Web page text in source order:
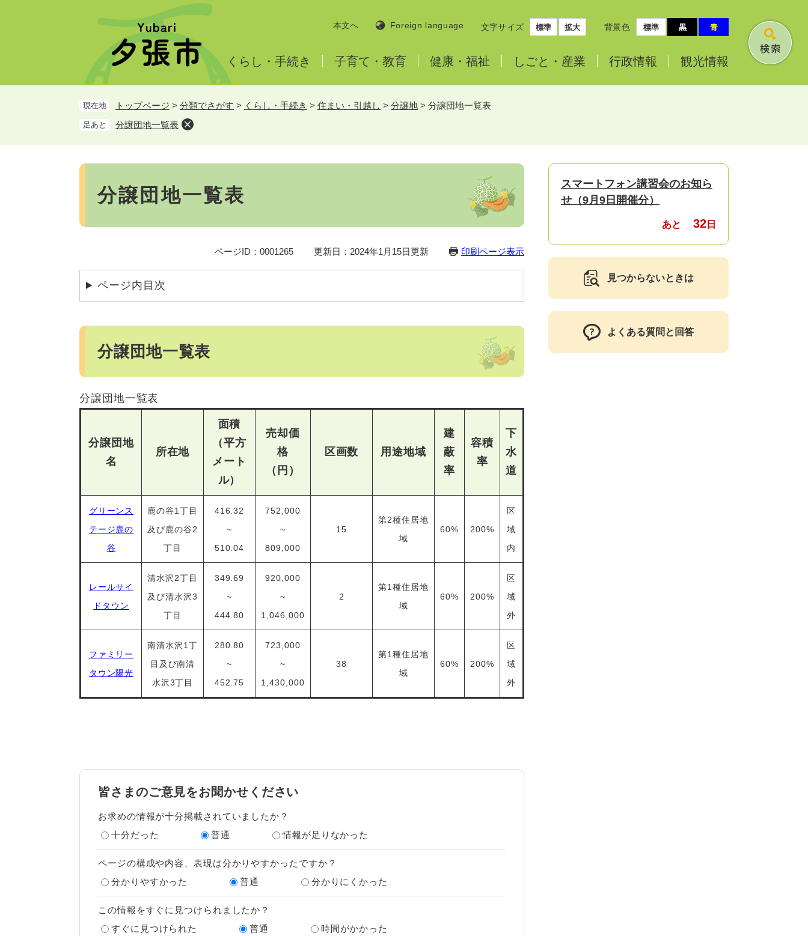
本文へ Foreign language 文字サイズ 標準 拡大 背景色 標準 黒 青
くらし・ 手続き 子育て・ 教育 健康・ 福祉 しごと・ 産業 行政情報 観光情報
検
現在地 トップページ > 分類でさがす > くらし・手続き > 住まい・引越し > 分譲地 > 分譲団地一覧表
足あと 分譲団地一覧表
本
分譲団地一覧表
ページID：0001265 更新日：2024年1月15日更新 印刷ページ表示
ページ内目次
分譲団地一覧表
分譲団地一覧表
分譲団地
名
所在地
面積
（平方
メート
ル）
売却価
格
（円）
区画数 用途地域
建
蔽
率
容積
率
下
水
道
グリーンス
テージ鹿の
谷
鹿の谷1丁目
及び鹿の谷2
丁目
416.32
~
510.04
752,000
~
809,000
15
第2種住居地
域
60% 200%
区
域
内
レールサイ
ドタウン
清水沢2丁目
及び清水沢3
丁目
349.69
~
444.80
920,000
~
1,046,000
2
第1種住居地
域
60% 200%
区
域
外
ファミリー
タウン陽光
南清水沢1丁
目及び南清
水沢3丁目
280.80
~
452.75
723,000
~
1,430,000
38
第1種住居地
域
60% 200%
区
域
外
皆さまのご意見をお聞かせください
お求めの情報が十分掲載されていましたか？
十分だった
普通 情報が足りなかった
ページの構成や内容、表現は分かりやすかったですか？
分かりやすかった
普通 分かりにくかった
この情報をすぐに見つけられましたか？
すぐに見つけられた
普通 時間がかかった
スマートフォン講習会のお知ら
せ（9月9日開催分）
あと 32 日
見つからないときは
よくある質問と回答